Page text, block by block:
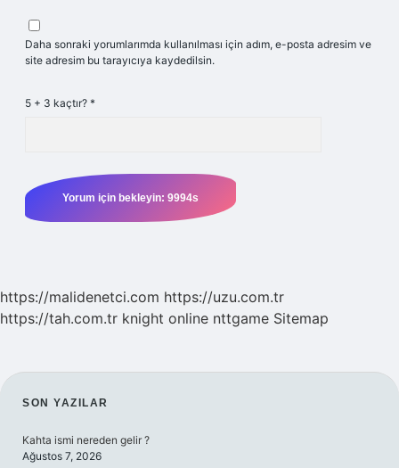
Daha sonraki yorumlarımda kullanılması için adım, e-posta adresim ve
site adresim bu tarayıcıya kaydedilsin.
5 + 3 kaçtır? *
https://malidenetci.com https://uzu.com.tr
https://tah.com.tr knight online nttgame Sitemap
SIDEBAR
SON YAZILAR
Kahta ismi nereden gelir ?
Ağustos 7, 2026